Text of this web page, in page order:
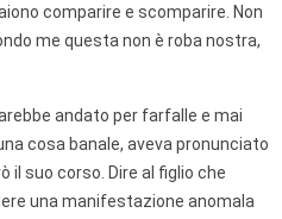
comparire e scomparire. Non
me questa non è roba nostra,
andato per farfalle e mai
cosa banale, aveva pronunciato
il suo corso. Dire al figlio che
una manifestazione anomala